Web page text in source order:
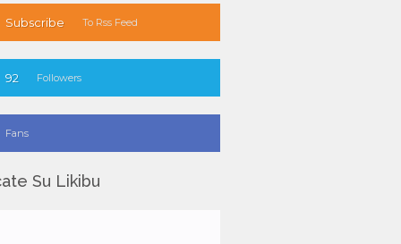
Subscribe To Rss Feed
92 Followers
Fans
Su Likibu